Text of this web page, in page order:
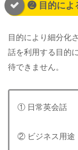
❷ 目的によ
目的により細分化
話を利用する目的
待できません。
① 日常英会話
② ビジネス用途